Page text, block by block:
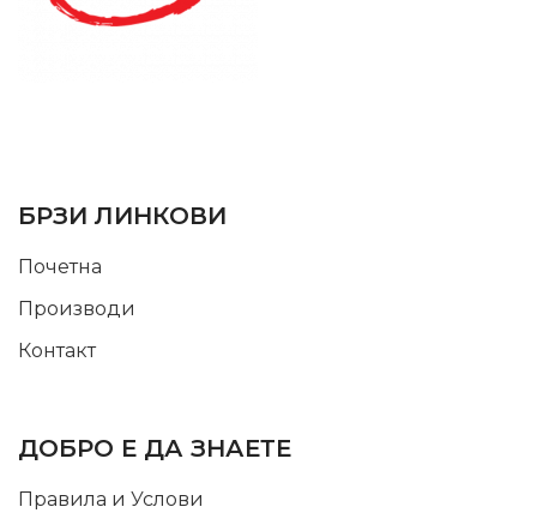
БРЗИ ЛИНКОВИ
Почетна
Производи
Контакт
ДОБРО Е ДА ЗНАЕТЕ
Правила и Услови